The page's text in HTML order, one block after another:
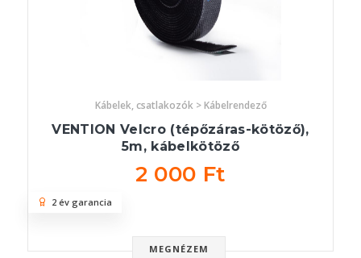
Kábelek, csatlakozók > Kábelrendező
VENTION Velcro (tépőzáras-kötöző),
5m, kábelkötöző
2 000 Ft
MEGNÉZEM
2 év garancia